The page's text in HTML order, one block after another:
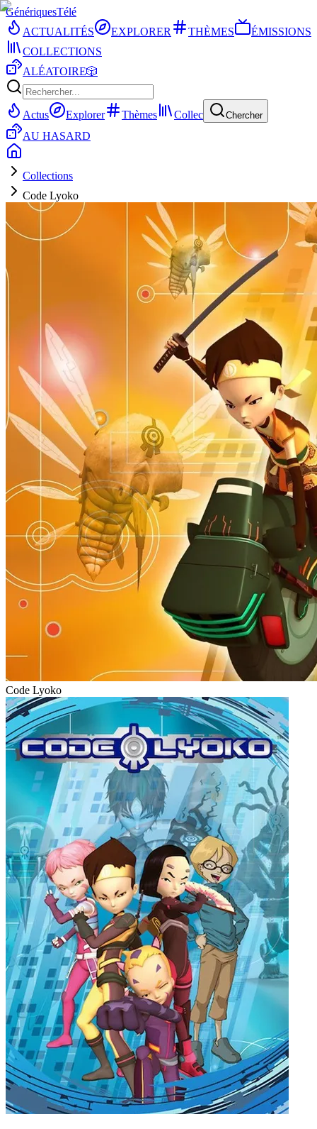
GénériquesTélé
ACTUALITÉS
EXPLORER THÈMES
ÉMISSIONS
COLLECTIONS
ALÉATOIRE🎲
Actus Explorer Thèmes Collec Chercher
AU HASARD
Collections
Code Lyoko
Code Lyoko